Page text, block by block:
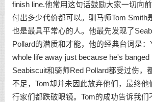
finish line.他常用这句话鼓励大家一切向
付出多少代价都可以。驯马师Tom Smith
也是最具平常心的人。他最先发现了
Pollard的潜质和才能，他的经典台词是：
whole life away just because he's banged
Seabiscuit和骑师Red Pollard都受过伤，
不足，Tom却并未因此放弃他们，最终他
行家们都跌破眼镜。Tom的成功告诉我们